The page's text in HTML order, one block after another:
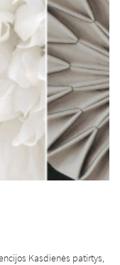
Kasdienės patirtys,